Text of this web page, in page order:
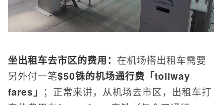
坐出租车去市区的费用： 在机场搭出租车需要
另外付一笔$50铢的机场通行费「tollway
fares」 ；正常来讲，从机场去市区，出租车打